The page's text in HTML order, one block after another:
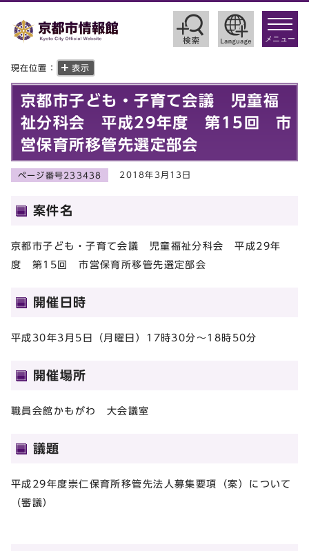
toggle
メニュー
現在位置： 表示
京都市子ども・子育て会議 児童福
祉分科会 平成29年度 第15回 市
営保育所移管先選定部会
ページ番号233438 2018年3月13日
案件名
京都市子ども・子育て会議 児童福祉分科会 平成29年
度 第15回 市営保育所移管先選定部会
開催日時
平成30年3月5日（月曜日）17時30分～18時50分
開催場所
職員会館かもがわ 大会議室
議題
平成29年度崇仁保育所移管先法人募集要項（案）について
（審議）